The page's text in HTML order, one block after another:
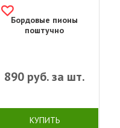
Бордовые пионы
поштучно
890руб. за шт.
КУПИТЬ